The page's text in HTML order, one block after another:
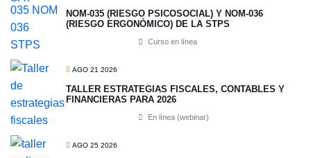
NOM-035 (RIESGO PSICOSOCIAL) Y NOM-036
(RIESGO ERGONÓMICO) DE LA STPS
Curso en línea
AGO 21 2026
TALLER ESTRATEGIAS FISCALES, CONTABLES Y
FINANCIERAS PARA 2026
En línea (webinar)
AGO 25 2026